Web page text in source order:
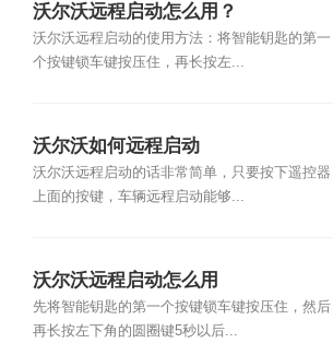
沃尔沃远程启动怎么用？
沃尔沃远程启动的使用方法：将智能钥匙的第一
个按键锁车键按压住，再长按左...
沃尔沃如何远程启动
沃尔沃远程启动的话非常简单，只要按下遥控器
上面的按键，车辆远程启动能够...
沃尔沃远程启动怎么用
先将智能钥匙的第一个按键锁车键按压住，然后
再长按左下角的圆圈键5秒以后...